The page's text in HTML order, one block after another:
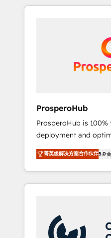
we are part of the
coast), our services
empresas en cada
Nos caracterizamos
técnica con una
ProsperoHub
ProsperoHub is
deployment and
HubSpot CRM platform. Our
experienced team of
ensure that you
and ROI from your
your team on their
and implement your
菁英级解决方案合作伙伴5.0